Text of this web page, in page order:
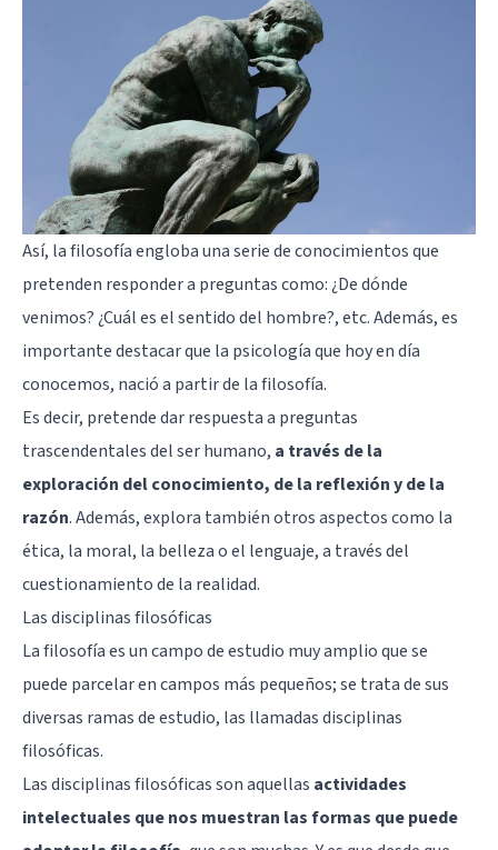
Así, la filosofía engloba una serie de conocimientos que
pretenden responder a preguntas como: ¿De dónde
venimos? ¿Cuál es el sentido del hombre?, etc. Además, es
importante destacar que la psicología que hoy en día
conocemos, nació a partir de la filosofía.
Es decir, pretende dar respuesta a preguntas
trascendentales del ser humano, a través de la
exploración del conocimiento, de la reflexión y de la
razón. Además, explora también otros aspectos como la
ética, la moral, la belleza o el lenguaje, a través del
cuestionamiento de la realidad.
Las disciplinas filosóficas
La filosofía es un campo de estudio muy amplio que se
puede parcelar en campos más pequeños; se trata de sus
diversas ramas de estudio, las llamadas disciplinas
filosóficas.
Las disciplinas filosóficas son aquellas actividades
intelectuales que nos muestran las formas que puede